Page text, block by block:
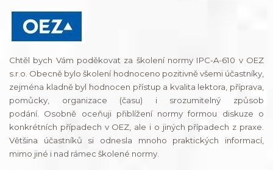
Chtěl bych Vám poděkovat za školení normy IPC-A-610 v OEZ
s.r.o. Obecně bylo školení hodnoceno pozitivně všemi účastníky,
zejména kladně byl hodnocen přístup a kvalita lektora, příprava,
pomůcky, organizace (času) i srozumitelný způsob
podání. Osobně oceňuji přiblížení normy formou diskuze o
konkrétních případech v OEZ, ale i o jiných případech z praxe.
Většina účastníků si odnesla mnoho praktických informací,
mimo jiné i nad rámec školené normy.